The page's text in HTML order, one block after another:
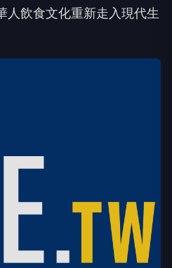
人飲食文化重新走入現代生